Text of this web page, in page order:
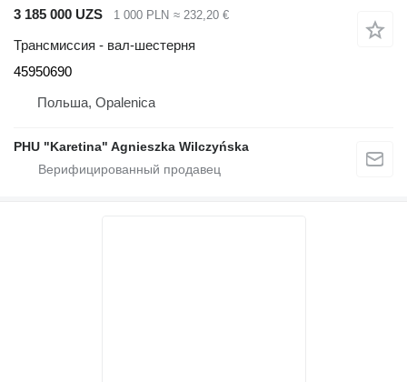
3 185 000 UZS 1 000 PLN ≈ 232,20 €
Трансмиссия - вал-шестерня
45950690
Польша, Opalenica
PHU "Karetina" Agnieszka Wilczyńska